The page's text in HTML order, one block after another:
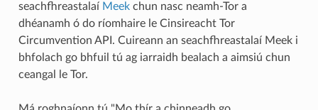
seachfhreastalaí Meekchun nasc neamh-Tor a
dhéanamh ó do ríomhaire le Cinsireacht Tor
Circumvention API. Cuireann an seachfhreastalaí Meek i
bhfolach go bhfuil tú ag iarraidh bealach a aimsiú chun
ceangal le Tor.